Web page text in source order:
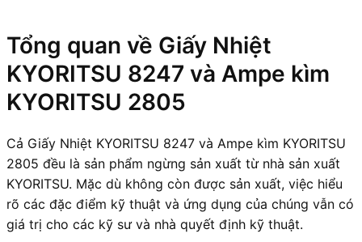
Tổng quan về Giấy Nhiệt
KYORITSU 8247 và Ampe kìm
KYORITSU 2805
Cả Giấy Nhiệt KYORITSU 8247 và Ampe kìm KYORITSU
2805 đều là sản phẩm ngừng sản xuất từ nhà sản xuất
KYORITSU. Mặc dù không còn được sản xuất, việc hiểu
rõ các đặc điểm kỹ thuật và ứng dụng của chúng vẫn có
giá trị cho các kỹ sư và nhà quyết định kỹ thuật.